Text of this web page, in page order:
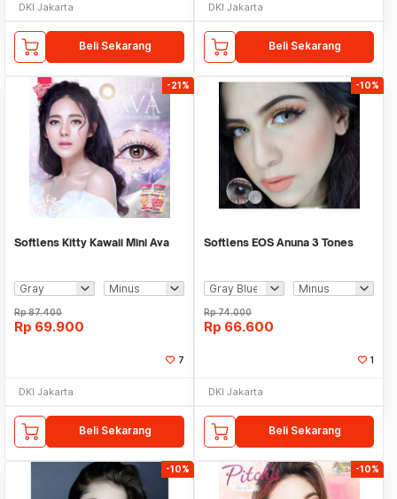
DKI Jakarta
Beli Sekarang
DKI Jakarta
Beli Sekarang
-21%
Softlens Kitty Kawaii Mini Ava
Rp87.400
Rp 69.900
7
DKI Jakarta
Beli Sekarang
-10%
Softlens EOS Anuna 3 Tones
Rp74.000
Rp 66.600
1
DKI Jakarta
Beli Sekarang
-10% -10%